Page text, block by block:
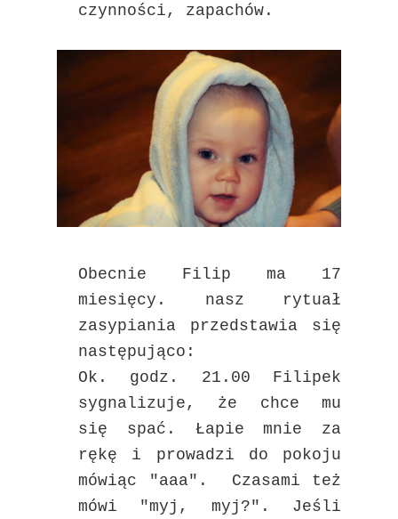
czynności, zapachów.
Obecnie Filip ma 17
miesięcy. nasz rytuał
zasypiania przedstawia się
następująco:
Ok. godz. 21.00 Filipek
sygnalizuje, że chce mu
się spać. Łapie mnie za
rękę i prowadzi do pokoju
mówiąc "aaa". Czasami też
mówi "myj, myj?". Jeśli